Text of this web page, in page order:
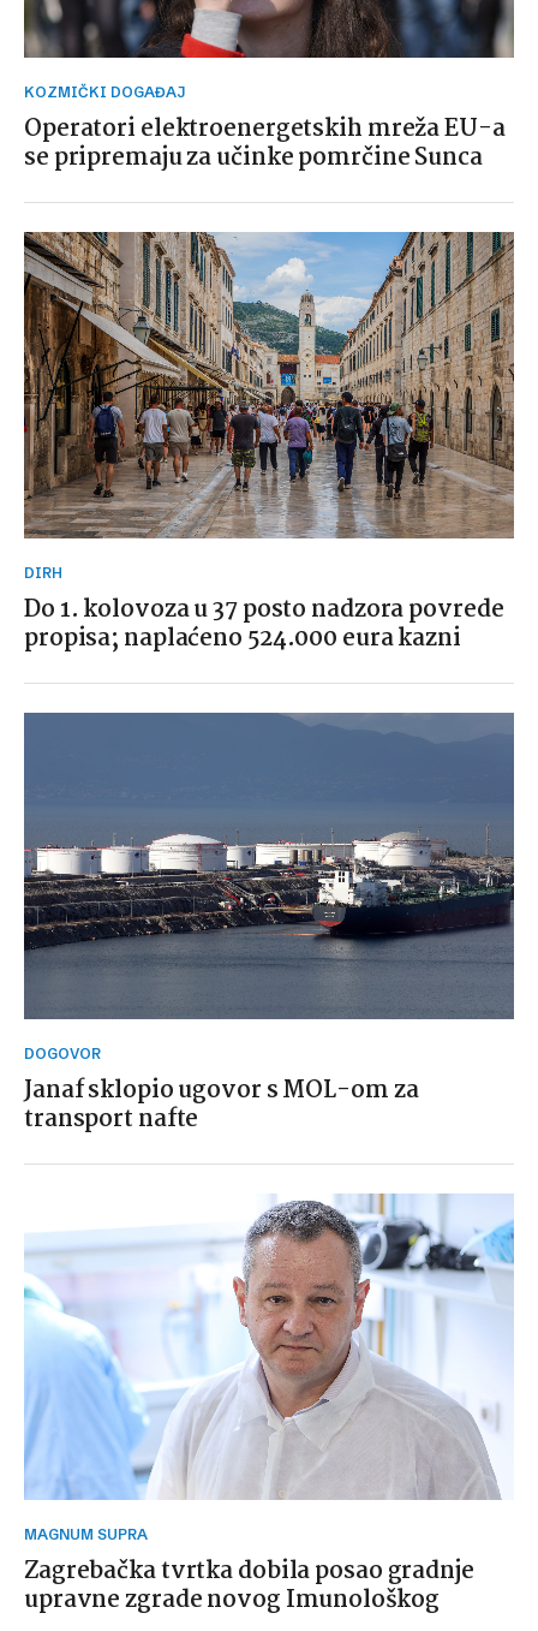
KOZMIČKI DOGAĐAJ
Operatori elektroenergetskih mreža EU-a
se pripremaju za učinke pomrčine Sunca
DIRH
Do 1. kolovoza u 37 posto nadzora povrede
propisa; naplaćeno 524.000 eura kazni
DOGOVOR
Janaf sklopio ugovor s MOL-om za
transport nafte
MAGNUM SUPRA
Zagrebačka tvrtka dobila posao gradnje
upravne zgrade novog Imunološkog